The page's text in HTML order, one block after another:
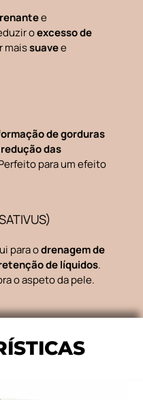
e
oexcesso de
maissuavee
de gorduras
redução das
para um efeito
para odrenagem de
de líquidos.
o aspeto da pele.